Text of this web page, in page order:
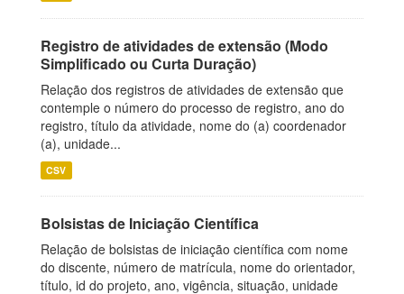
Registro de atividades de extensão (Modo
Simplificado ou Curta Duração)
Relação dos registros de atividades de extensão que
contemple o número do processo de registro, ano do
registro, título da atividade, nome do (a) coordenador
(a), unidade...
CSV
Bolsistas de Iniciação Científica
Relação de bolsistas de iniciação científica com nome
do discente, número de matrícula, nome do orientador,
título, id do projeto, ano, vigência, situação, unidade